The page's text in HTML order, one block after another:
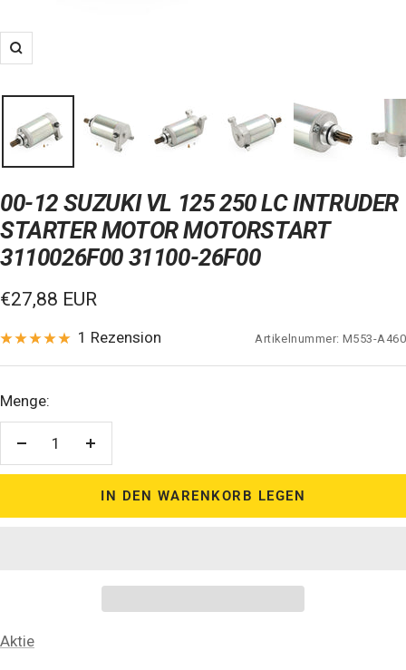
Zoom
00-12 SUZUKI VL 125 250 LC INTRUDER
STARTER MOTOR MOTORSTART
3110026F00 31100-26F00
Verkaufspreis
€27,88 EUR
1 Rezension Artikelnummer: M553-A460
Menge:
Menge
IN DEN WARENKORB LEGEN
Aktie